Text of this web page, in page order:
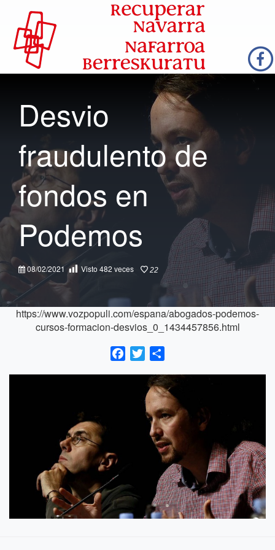
Desvio
fraudulento de
fondos en
Podemos
08/02/2021 Visto 482 veces 22
https://www.vozpopuli.com/espana/abogados-podemos-
cursos-formacion-desvios_0_1434457856.html
Facebook
Twitter